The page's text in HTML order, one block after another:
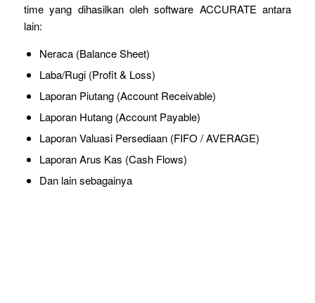
time yang dihasilkan oleh software ACCURATE antara
lain:
Neraca (Balance Sheet)
Laba/Rugi (Profit & Loss)
Laporan Piutang (Account Receivable)
Laporan Hutang (Account Payable)
Laporan Valuasi Persediaan (FIFO / AVERAGE)
Laporan Arus Kas (Cash Flows)
Dan lain sebagainya